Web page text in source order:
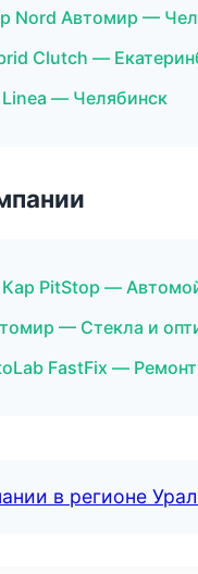
Nord Автомир —
Clutch —
Linea — Челябинск
Кар PitStop —
— Стекла и
FastFix —
в регионе